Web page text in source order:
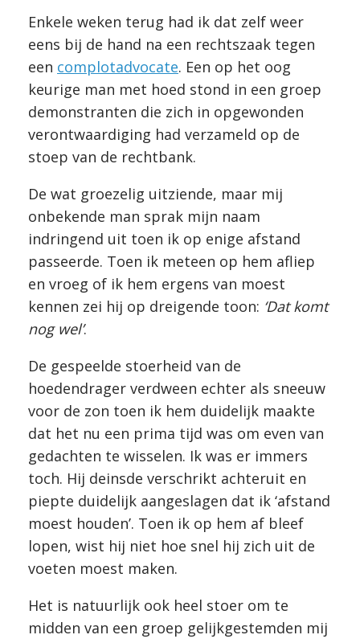
Enkele weken terug had ik dat zelf weer
eens bij de hand na een rechtszaak tegen
een complotadvocate. Een op het oog
keurige man met hoed stond in een groep
demonstranten die zich in opgewonden
verontwaardiging had verzameld op de
stoep van de rechtbank.
De wat groezelig uitziende, maar mij
onbekende man sprak mijn naam
indringend uit toen ik op enige afstand
passeerde. Toen ik meteen op hem afliep
en vroeg of ik hem ergens van moest
kennen zei hij op dreigende toon: ‘Dat komt
nog wel’.
De gespeelde stoerheid van de
hoedendrager verdween echter als sneeuw
voor de zon toen ik hem duidelijk maakte
dat het nu een prima tijd was om even van
gedachten te wisselen. Ik was er immers
toch. Hij deinsde verschrikt achteruit en
piepte duidelijk aangeslagen dat ik ‘afstand
moest houden’. Toen ik op hem af bleef
lopen, wist hij niet hoe snel hij zich uit de
voeten moest maken.
Het is natuurlijk ook heel stoer om te
midden van een groep gelijkgestemden mij